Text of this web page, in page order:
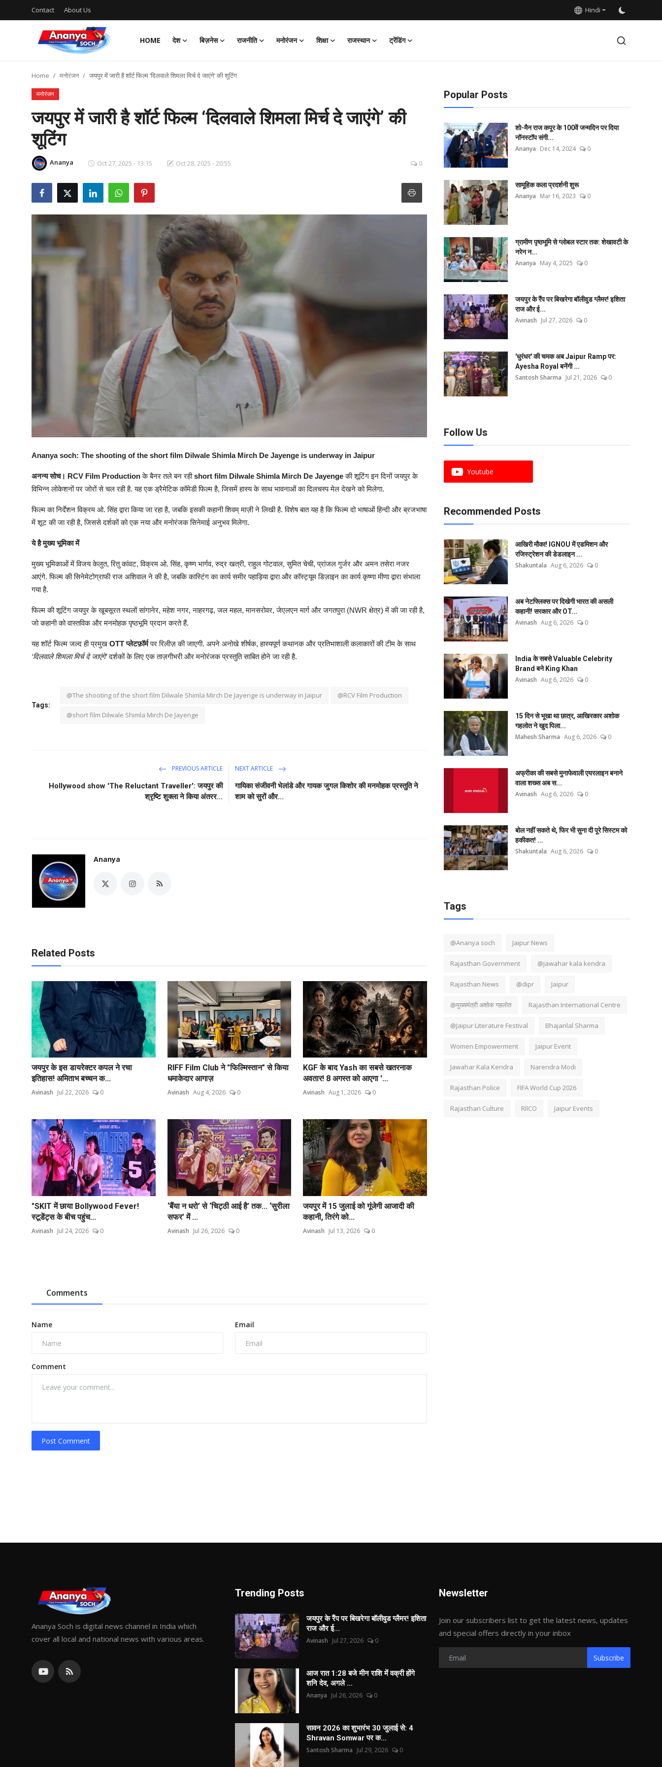
Contact About Us Hindi
HOME देश बिज़नेस राजनीति मनोरंजन शिक्षा राजस्थान ट्रेंडिंग
Contact
About Us
राजस्थान
Home मनोरंजन जयपुर में जारी है शॉर्ट फिल्म ‘दिलवाले शिमला मिर्च दे जाएंगे’ की शूटिंग
मनोरंजन
जयपुर में जारी है शॉर्ट फिल्म ‘दिलवाले शिमला मिर्च दे जाएंगे’ की
शूटिंग
Ananya Oct 27, 2025 - 13:15 Oct 28, 2025 - 20:55 0
Ananya soch: The shooting of the short film Dilwale Shimla Mirch De Jayenge is underway in Jaipur
अनन्य सोच। RCV Film Productionके बैनर तले बन रहीshort film Dilwale Shimla Mirch De Jayengeकी शूटिंग इन दिनों जयपुर के
विभिन्न लोकेशनों पर जोरों से चल रही है. यह एक ड्रैमेटिक कॉमेडी फिल्म है, जिसमें हास्य के साथ भावनाओं का दिलचस्प मेल देखने को मिलेगा.
फिल्म का निर्देशन विक्रम ओ. सिंह द्वारा किया जा रहा है, जबकि इसकी कहानी शिवम् माज़ी ने लिखी है. विशेष बात यह है कि फिल्म दो भाषाओं हिन्दी और ब्रजभाषा
में शूट की जा रही है, जिससे दर्शकों को एक नया और मनोरंजक सिनेमाई अनुभव मिलेगा.
ये है मुख्य भूमिका में
मुख्य भूमिकाओं में विजय केलुत, रितु कांवट, विक्रम ओ. सिंह, कृष्ण भार्गव, रुद्र खत्री, राहुल गोटवाल, सुमित चेची, प्रांजल गुर्जर और अमन तसेरा नजर
आएंगे. फिल्म की सिनेमेटोग्राफी राज अशिवाल ने की है, जबकि कास्टिंग का कार्य समीर पहाड़िया द्वारा और कॉस्ट्यूम डिज़ाइन का कार्य कृष्णा मीणा द्वारा संभाला
गया है.
फिल्म की शूटिंग जयपुर के खूबसूरत स्थलों सांगानेर, महेश नगर, नाहरगढ़, जल महल, मानसरोवर, जेएलएन मार्ग और जगतपुरा (NWR क्षेत्र) में की जा रही है,
जो कहानी को वास्तविक और मनमोहक पृष्ठभूमि प्रदान करते हैं.
यह शॉर्ट फिल्म जल्द ही प्रमुख OTT प्लेटफ़ॉर्मपर रिलीज़ की जाएगी. अपने अनोखे शीर्षक, हास्यपूर्ण कथानक और प्रतिभाशाली कलाकारों की टीम के साथ
‘दिलवाले शिमला मिर्च दे जाएंगे’दर्शकों के लिए एक ताज़गीभरी और मनोरंजक प्रस्तुति साबित होने जा रही है.
Tags:
@The shooting of the short film Dilwale Shimla Mirch De Jayenge is underway in Jaipur @RCV Film Production
@short film Dilwale Shimla Mirch De Jayenge
PREVIOUS ARTICLE
Hollywood show 'The Reluctant Traveller': जयपुर की
श्रृष्टि शुक्ला ने किया अंतरर...
NEXT ARTICLE
गायिका संजीवनी भेलांडे और गायक जुगल किशोर की मनमोहक प्रस्तुति ने
शाम को सुरों और...
Ananya
Related Posts
जयपुर के इस डायरेक्टर कपल ने रचा
इतिहास! अमिताभ बच्चन क...
Avinash Jul 22, 2026 0
RIFF Film Club ने "फिल्मिस्तान" से किया
धमाकेदार आगाज़
Avinash Aug 4, 2026 0
KGF के बाद Yash का सबसे खतरनाक
अवतार! 8 अगस्त को आएगा '...
Avinash Aug 1, 2026 0
"SKIT में छाया Bollywood Fever!
स्टूडेंट्स के बीच पहुंच...
Avinash Jul 24, 2026 0
‘बैंया न धरो’ से ‘चिट्ठी आई है’ तक... ‘सुरीला
सफर’ में ...
Avinash Jul 26, 2026 0
जयपुर में 15 जुलाई को गूंजेगी आजादी की
कहानी, तिरंगे को...
Avinash Jul 13, 2026 0
Comments
Name Email
Comment
Post Comment
Popular Posts
शो-मैन राज कपूर के 100वें जन्मदिन पर दिया
नॉनस्टॉप संगी...
Ananya Dec 14, 2024 0
सामूहिक कला प्रदर्शनी शुरू
Ananya Mar 16, 2023 0
ग्रामीण पृष्ठभूमि से ग्लोबल स्टार तक: शेखावटी के
नरेन न...
Ananya May 4, 2025 0
जयपुर के रैंप पर बिखरेगा बॉलीवुड ग्लैमर! इशिता
राज और ई...
Avinash Jul 27, 2026 0
'धुरंधर' की चमक अब Jaipur Ramp पर:
Ayesha Royal बनेंगी ...
Santosh Sharma Jul 21, 2026 0
Follow Us
Youtube
Recommended Posts
आखिरी मौका! IGNOU में एडमिशन और
रजिस्ट्रेशन की डेडलाइन ...
Shakuntala Aug 6, 2026 0
अब नेटफ्लिक्स पर दिखेगी भारत की असली
कहानी! सरकार और OT...
Avinash Aug 6, 2026 0
India के सबसे Valuable Celebrity
Brand बने King Khan
Avinash Aug 6, 2026 0
15 दिन से भूखा था छात्र, आखिरकार अशोक
गहलोत ने खुद पिला...
Mahesh Sharma Aug 6, 2026 0
अफ्रीका की सबसे मुनाफेवाली एयरलाइन बनाने
वाला शख्स अब स...
Avinash Aug 6, 2026 0
बोल नहीं सकते थे, फिर भी सुना दी पूरे सिस्टम को
हकीकत! ...
Shakuntala Aug 6, 2026 0
Tags
@Ananya soch Jaipur News
Rajasthan Government @jawahar kala kendra
Rajasthan News @dipr Jaipur
@मुख्यमंत्री अशोक गहलोत Rajasthan International Centre
@Jaipur Literature Festival Bhajanlal Sharma
Women Empowerment Jaipur Event
Jawahar Kala Kendra Narendra Modi
Rajasthan Police FIFA World Cup 2026
Rajasthan Culture RIICO Jaipur Events
Ananya Soch is digital news channel in India which
cover all local and national news with various areas.
Trending Posts
जयपुर के रैंप पर बिखरेगा बॉलीवुड ग्लैमर! इशिता
राज और ई...
Avinash Jul 27, 2026 0
आज रात 1:28 बजे मीन राशि में वक्री होंगे
शनि देव, अगले ...
Ananya Jul 26, 2026 0
सावन 2026 का शुभारंभ 30 जुलाई से: 4
Shravan Somwar पर क...
Santosh Sharma Jul 29, 2026 0
Newsletter
Join our subscribers list to get the latest news, updates
and special offers directly in your inbox
Subscribe